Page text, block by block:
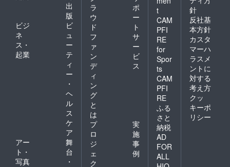
出
版
ビジ
ネ
ス・
起業
ビ
ュ
ー
テ
ィ
ー
・
ヘ
ル
ス
ケ
ア
アー
ト・
写真
舞
台
・
ラ
ウ
ド
フ
ァ
ン
デ
ィ
ン
グ
と
は
ポ
ー
ト
サ
ー
ビ
ス
プ
ロ
ジ
ェ
ク
実
施
事
例
t
CAM
PFI
RE
for
Spor
ts
CAM
PFI
RE
ふる
さと
納税
AD
FOR
ALL
針
反社基
本方針
カスタ
マーハ
ラスメ
ントに
対する
考え方
クッ
キーポ
リシー